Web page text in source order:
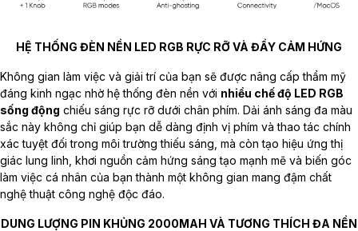
HỆ THỐNG ĐÈN NỀN LED RGB RỰC RỠ VÀ ĐẦY CẢM HỨNG
Không gian làm việc và giải trí của bạn sẽ được nâng cấp thẩm mỹ
đáng kinh ngạc nhờ hệ thống đèn nền với nhiều chế độ LED RGB
sống động chiếu sáng rực rỡ dưới chân phím. Dải ánh sáng đa màu
sắc này không chỉ giúp bạn dễ dàng định vị phím và thao tác chính
xác tuyệt đối trong môi trường thiếu sáng, mà còn tạo hiệu ứng thị
giác lung linh, khơi nguồn cảm hứng sáng tạo mạnh mẽ và biến góc
làm việc cá nhân của bạn thành một không gian mang đậm chất
nghệ thuật công nghệ độc đáo.
DUNG LƯỢNG PIN KHỦNG 2000MAH VÀ TƯƠNG THÍCH ĐA NỀN